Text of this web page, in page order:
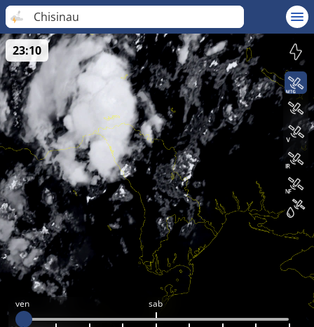
Chisinau
ven sab
23:10